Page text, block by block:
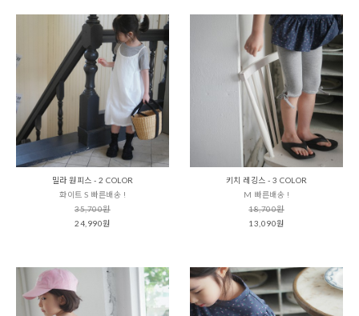
밀라 원피스 - 2 COLOR
화이트 S 빠른배송 !
35,700원
24,990원
키치 레깅스 - 3 COLOR
M 빠른배송 !
18,700원
13,090원